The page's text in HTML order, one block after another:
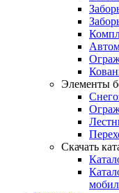
Элементы
Скачать